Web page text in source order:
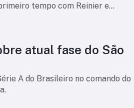
tempo com Reinier e
atual fase do São
A do Brasileiro no comando do